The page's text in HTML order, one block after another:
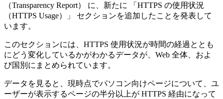
（Transparency Report） に、新たに 「HTTPS の使用状況
（HTTPS Usage）」 セクションを追加したことを発表して
います。
このセクションには、HTTPS 使用状況が時間の経過ととも
にどう変化しているかがわかるデータが、Web 全体、およ
び国別にまとめられています。
データを見ると、現時点でパソコン向けページについて、ユ
ーザーが表示するページの半分以上が HTTPS 経由になって